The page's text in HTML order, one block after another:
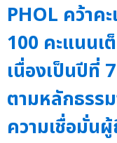
PHOL คว้า
100 คะแนนเ
เนื่องเป็นปีที่
ตามหลักธรร
ความเชื่อมั่น